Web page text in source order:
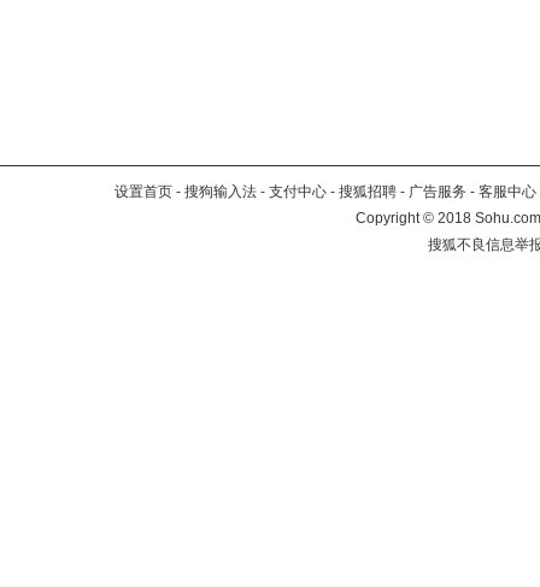
设置首页 - 搜狗输入法 - 支付中心 - 搜狐招聘 - 广告服务 - 客服中心
Copyright©2018
搜狐不良信息举